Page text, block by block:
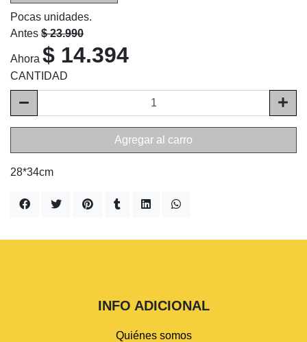
Pocas unidades.
Antes $ 23.990
Ahora $ 14.394
CANTIDAD
Agregar al carro
28*34cm
INFO ADICIONAL
Quiénes somos